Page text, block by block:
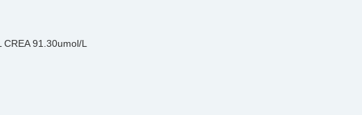
91.30umol/L